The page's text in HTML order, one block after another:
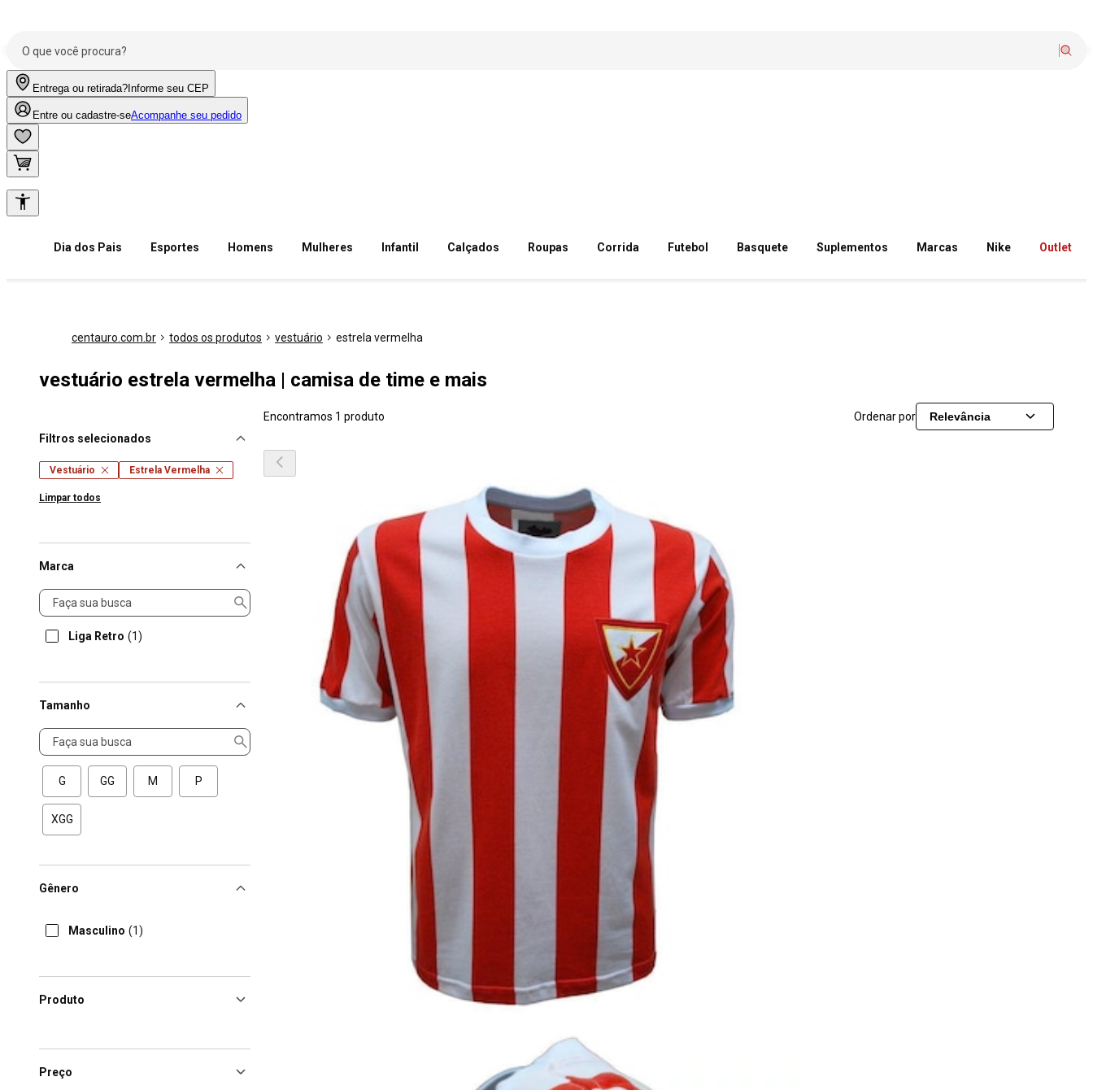
Entrega ou retirada? Informe seu CEP
Entre ou cadastre-seAcompanhe seu pedido
Dia dos Pais Esportes Homens Mulheres Infantil Calçados Roupas Corrida Futebol Basquete Suplementos Marcas Nike Outlet
centauro.com.br todos os produtos vestuário estrela vermelha
vestuário estrela vermelha | camisa de time e mais
Filtros selecionados
Vestuário Estrela Vermelha
Limpar todos
Marca
Marca
Liga Retro (1)
Tamanho
Tamanho
G GG M P
XGG
Gênero
Masculino (1)
Produto
Preço
Encontramos 1 produto Ordenar por Relevância